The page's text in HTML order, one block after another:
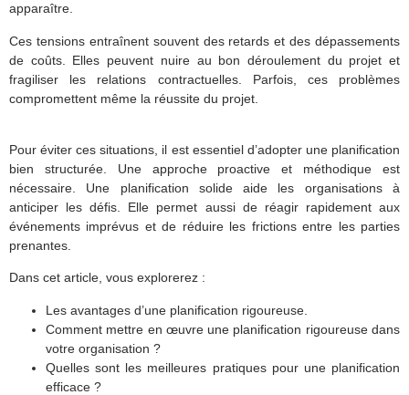
apparaître.
Ces tensions entraînent souvent des retards et des dépassements
de coûts. Elles peuvent nuire au bon déroulement du projet et
fragiliser les relations contractuelles. Parfois, ces problèmes
compromettent même la réussite du projet.
Pour éviter ces situations, il est essentiel d’adopter une planification
bien structurée. Une approche proactive et méthodique est
nécessaire. Une planification solide aide les organisations à
anticiper les défis. Elle permet aussi de réagir rapidement aux
événements imprévus et de réduire les frictions entre les parties
prenantes.
Dans cet article, vous explorerez :
Les avantages d’une planification rigoureuse.
Comment mettre en œuvre une planification rigoureuse dans
votre organisation ?
Quelles sont les meilleures pratiques pour une planification
efficace ?